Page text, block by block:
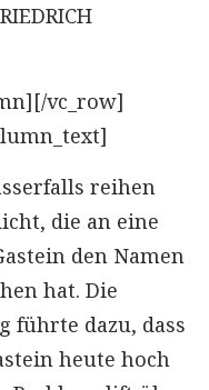
vc_row]
reihen
die an eine
den Namen
hat. Die
führte dazu, dass
heute hoch